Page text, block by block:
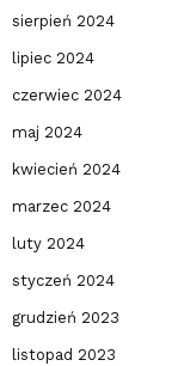
sierpień 2024
lipiec 2024
czerwiec 2024
maj 2024
kwiecień 2024
marzec 2024
luty 2024
styczeń 2024
grudzień 2023
listopad 2023